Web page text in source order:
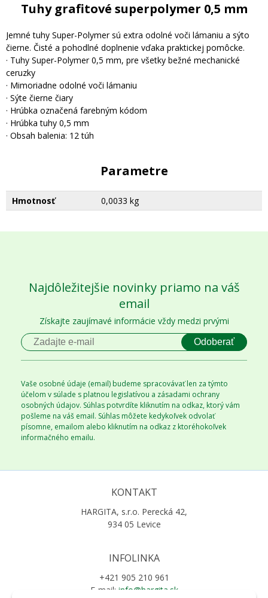
Tuhy grafitové superpolymer 0,5 mm
Jemné tuhy Super-Polymer sú extra odolné voči lámaniu a sýto
čierne. Čisté a pohodlné doplnenie vďaka praktickej pomôcke.
· Tuhy Super-Polymer 0,5 mm, pre všetky bežné mechanické
ceruzky
· Mimoriadne odolné voči lámaniu
· Sýte čierne čiary
· Hrúbka označená farebným kódom
· Hrúbka tuhy 0,5 mm
· Obsah balenia: 12 túh
Parametre
Hmotnosť 0,0033 kg
Najdôležitejšie novinky priamo na váš
email
Získajte zaujímavé informácie vždy medzi prvými
Odoberať
Vaše osobné údaje (email) budeme spracovávať len za týmto
účelom v súlade s platnou legislatívou a zásadami ochrany
osobných údajov. Súhlas potvrdíte kliknutím na odkaz, ktorý vám
pošleme na váš email. Súhlas môžete kedykoľvek odvolať
písomne, emailom alebo kliknutím na odkaz z ktoréhokoľvek
informačného emailu.
KONTAKT
HARGITA, s.r.o. Perecká 42,
934 05 Levice
INFOLINKA
+421 905 210 961
E-mail: info@hargita.sk